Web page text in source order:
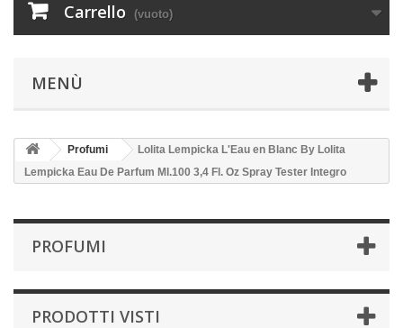
Carrello (vuoto)
MENÙ
Profumi
Lolita Lempicka L'Eau en Blanc By Lolita
Lempicka Eau De Parfum Ml.100 3,4 Fl. Oz Spray Tester Integro
PROFUMI
PRODOTTI VISTI